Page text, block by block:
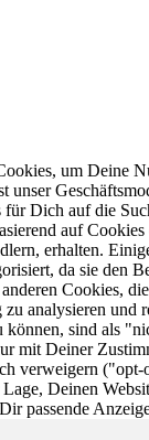
um Deine
unser
Dich auf die
auf
erhalten.
da sie den
Cookies,
analysieren und
können, sind als
mit Deiner
verweigern
Deinen
passende